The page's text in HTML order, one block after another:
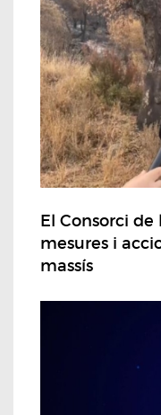
El Consorci de
mesures i
massís